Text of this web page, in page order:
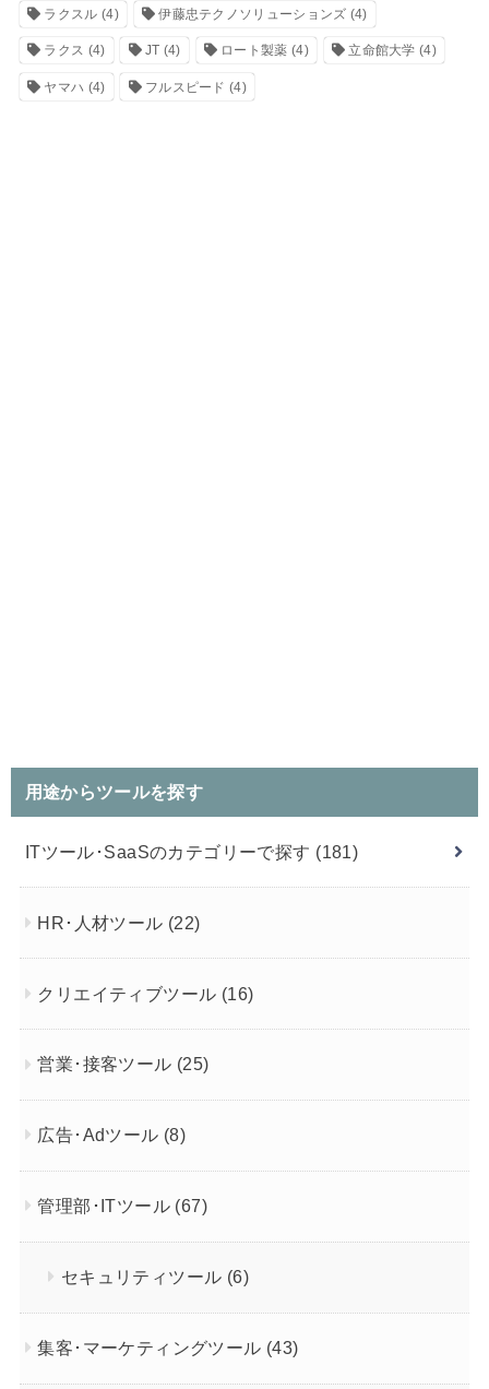
ラクスル (4) 伊藤忠テクノソリューションズ (4)
ラクス (4) JT (4) ロート製薬 (4) 立命館大学 (4)
ヤマハ (4) フルスピード (4)
用途からツールを探す
ITツール･SaaSのカテゴリーで探す (181)
HR･人材ツール (22)
クリエイティブツール (16)
営業･接客ツール (25)
広告･Adツール (8)
管理部･ITツール (67)
セキュリティツール (6)
集客･マーケティングツール (43)